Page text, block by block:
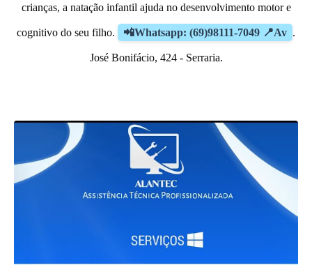
crianças, a natação infantil ajuda no desenvolvimento motor e
cognitivo do seu filho. 📲Whatsapp: (69)98111-7049 📍Av .
José Bonifácio, 424 - Serraria.